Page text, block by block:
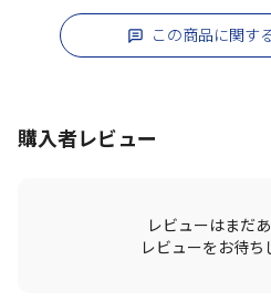
この商品に関す
購入者レビュー
レビューはまだ
レビューをお待ち